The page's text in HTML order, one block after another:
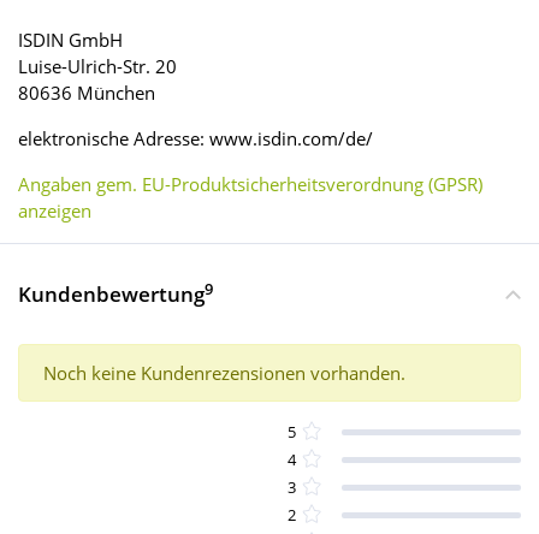
ISDIN GmbH
Luise-Ulrich-Str. 20
80636 München
elektronische Adresse: www.isdin.com/de/
Angaben gem. EU-Produktsicherheitsverordnung (GPSR)
anzeigen
Kundenbewertung9
Noch keine Kundenrezensionen vorhanden.
5
4
3
2